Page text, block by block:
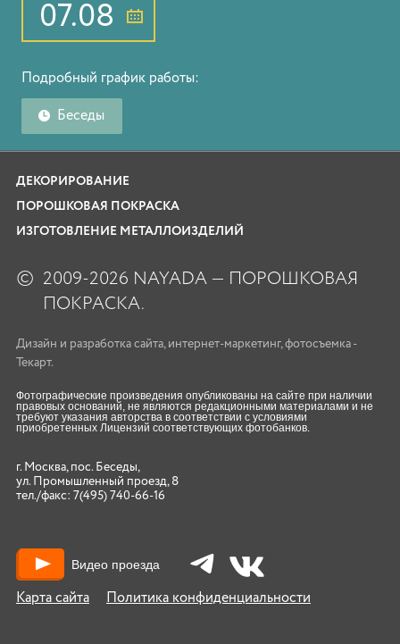
07.08
Подробный график работы:
Беседы
ДЕКОРИРОВАНИЕ
ПОРОШКОВАЯ ПОКРАСКА
ИЗГОТОВЛЕНИЕ МЕТАЛЛОИЗДЕЛИЙ
© 2009-2026 NAYADA — ПОРОШКОВАЯ
ПОКРАСКА.
Дизайн и разработка сайта, интернет-маркетинг,фотосъемка -
Текарт.
Фотографические произведения опубликованы на сайте при наличии
правовых оснований, не являются редакционными материалами и не
требуют указания авторства в соответствии с условиями
приобретенных Лицензий соответствующих фотобанков.
г. Москва, пос. Беседы,
ул. Промышленный проезд, 8
тел./факс: 7(495) 740-66-16
Карта сайта Политика конфиденциальности
Видео проезда